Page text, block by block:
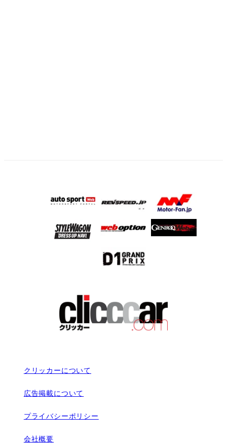
クリッカーについて
広告掲載について
プライバシーポリシー
会社概要